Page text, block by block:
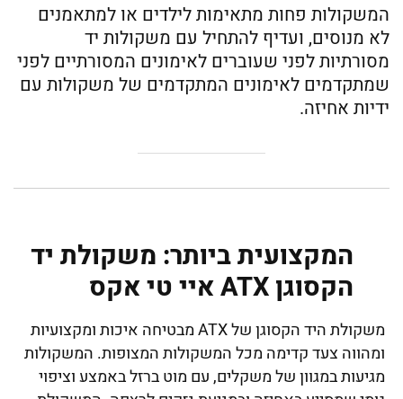
המשקולות פחות מתאימות לילדים או למתאמנים
לא מנוסים, ועדיף להתחיל עם משקולות יד
מסורתיות לפני שעוברים לאימונים המסורתיים לפני
שמתקדמים לאימונים המתקדמים של משקולות עם
ידיות אחיזה.
המקצועית ביותר: משקולת יד
הקסוגן ATX איי טי אקס
משקולת היד הקסוגן של ATX מבטיחה איכות ומקצועיות
ומהווה צעד קדימה מכל המשקולות המצופות. המשקולות
מגיעות במגוון של משקלים, עם מוט ברזל באמצע וציפוי